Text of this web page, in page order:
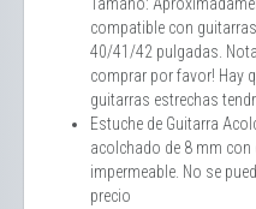
compatible con
40/41/42 pulgadas.
comprar por favor! Hay
guitarras estrechas
Estuche de Guitarra
acolchado de 8 mm con
impermeable. No se
precio